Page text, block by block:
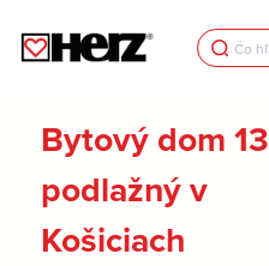
Search
for:
Bytový dom 13
podlažný v
Košiciach